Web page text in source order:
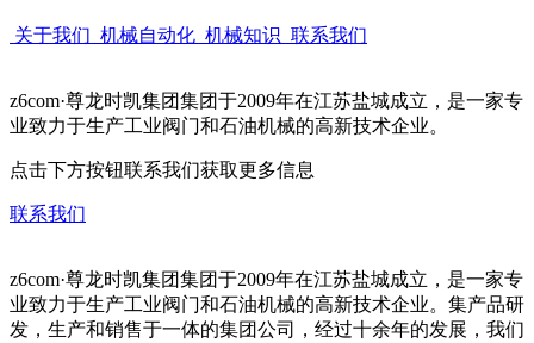
关于我们 机械自动化 机械知识 联系我们
z6com·尊龙时凯集团集团于2009年在江苏盐城成立，是一家专
业致力于生产工业阀门和石油机械的高新技术企业。
点击下方按钮联系我们获取更多信息
联系我们
z6com·尊龙时凯集团集团于2009年在江苏盐城成立，是一家专
业致力于生产工业阀门和石油机械的高新技术企业。集产品研
发，生产和销售于一体的集团公司，经过十余年的发展，我们